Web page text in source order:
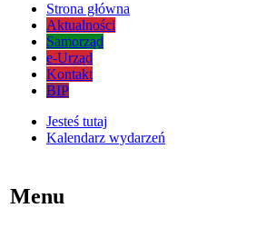
Strona główna
Aktualności
Samorząd
e-Urząd
Kontakt
BIP
Jesteś tutaj
Kalendarz wydarzeń
Menu